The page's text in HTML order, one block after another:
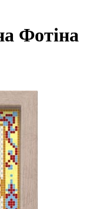
Фотіна